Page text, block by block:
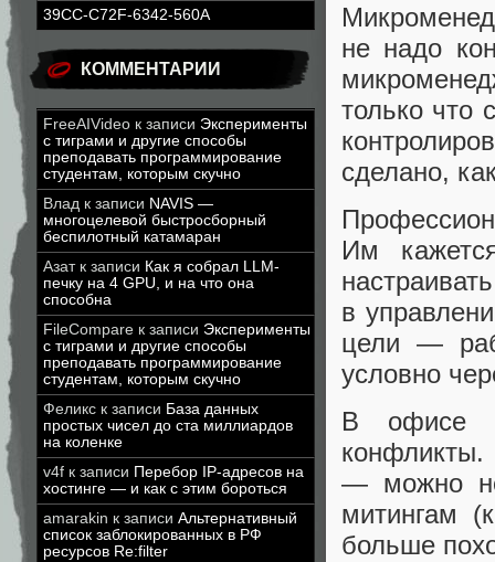
39CC-C72F-6342-560A
КОММЕНТАРИИ
FreeAIVideo к записи Эксперименты
с тиграми и другие способы
преподавать программирование
студентам, которым скучно
Влад к записи NAVIS —
многоцелевой быстросборный
беспилотный катамаран
Азатк записи Как я собрал LLM-
печку на 4 GPU, и на что она
способна
FileCompare к записи Эксперименты
с тиграми и другие способы
преподавать программирование
студентам, которым скучно
Феликс к записи База данных
простых чисел до ста миллиардов
на коленке
v4f к записи Перебор IP-адресов на
хостинге — и как с этим бороться
amarakin к записи Альтернативный
список заблокированных в РФ
ресурсов Re:filter
не надо
только что
сделано,
Им
в
цели —
условно
В офисе
конфликты.
— можно
митингам
больше